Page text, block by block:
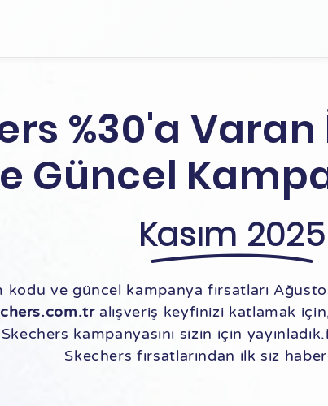
%30'a
Güncel
Kasım 2025
kodu ve güncel kampanya fırsatları
alışveriş keyfinizi katlamak
kampanyasını sizin için yayınladık.
Skechers fırsatlarından ilk siz